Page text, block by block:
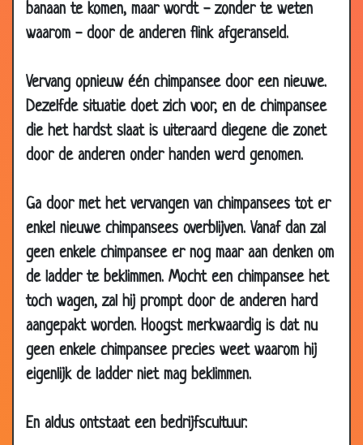
banaan te komen, maar wordt - zonder te weten
waarom - door de anderen flink afgeranseld.
Vervang opnieuw één chimpansee door een nieuwe.
Dezelfde situatie doet zich voor, en de chimpansee
die het hardst slaat is uiteraard diegene die zonet
door de anderen onder handen werd genomen.
Ga door met het vervangen van chimpansees tot er
enkel nieuwe chimpansees overblijven. Vanaf dan zal
geen enkele chimpansee er nog maar aan denken om
de ladder te beklimmen. Mocht een chimpansee het
toch wagen, zal hij prompt door de anderen hard
aangepakt worden. Hoogst merkwaardig is dat nu
geen enkele chimpansee precies weet waarom hij
eigenlijk de ladder niet mag beklimmen.
En aldus ontstaat een bedrijfscultuur.
05 Dec
Kerstpakket
04 Dec
Evert Kwok -Zijn knecht staat te lachen
19 Nov
2018
Ryanair
07 Jul
2018
Toppunt van geduld
12 Jun
2018
McDonald's 2.95
09 Jun
2018
Ambtenaar 3.14
12 May
2018
Eerste schooldag 2.99
2018